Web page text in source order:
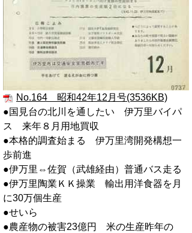
No.164 昭和42年12月号(3536KB)
●国見台の北川を通したい 伊万里バイパ
ス 来年８月用地買収
●本格的調査始まる 伊万里湾開発構想一
歩前進
●伊万里⇔佐賀（武雄経由）普通バス走る
●伊万里陶業ＫＫ操業 輸出用洋食器を月
に30万個生産
●せいら
●農産物の被害23億円 米の生産昨年の